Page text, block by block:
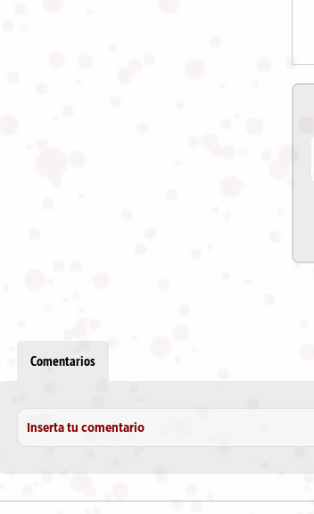
Comentarios
Inserta tu comentario